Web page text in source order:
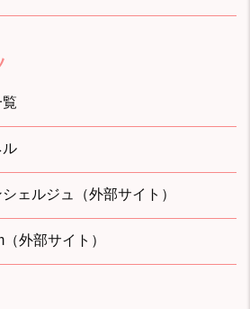
ル
ェルジュ（外部サイト）
外部サイト）